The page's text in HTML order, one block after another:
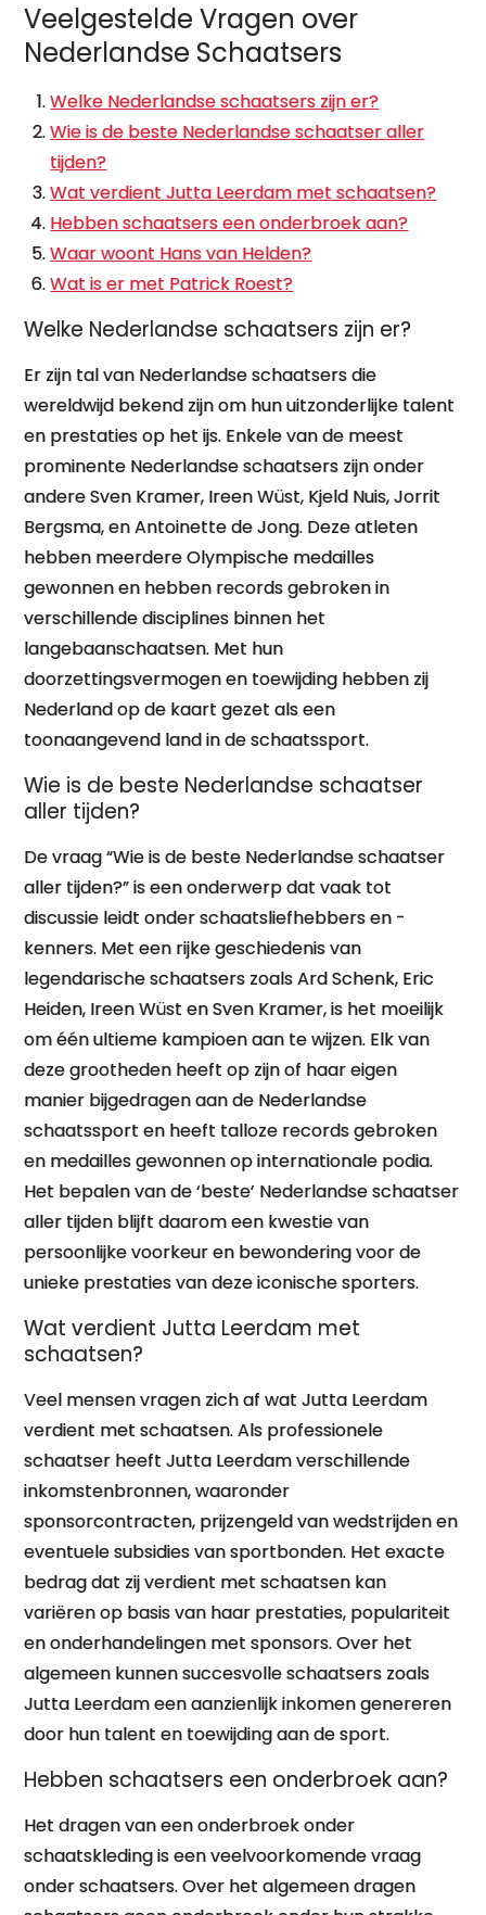
Veelgestelde Vragen over
Nederlandse Schaatsers
Welke Nederlandse schaatsers zijn er?
Wie is de beste Nederlandse schaatser aller
tijden?
Wat verdient Jutta Leerdam met schaatsen?
Hebben schaatsers een onderbroek aan?
Waar woont Hans van Helden?
Wat is er met Patrick Roest?
Welke Nederlandse schaatsers zijn er?
Er zijn tal van Nederlandse schaatsers die
wereldwijd bekend zijn om hun uitzonderlijke talent
en prestaties op het ijs. Enkele van de meest
prominente Nederlandse schaatsers zijn onder
andere Sven Kramer, Ireen Wüst, Kjeld Nuis, Jorrit
Bergsma, en Antoinette de Jong. Deze atleten
hebben meerdere Olympische medailles
gewonnen en hebben records gebroken in
verschillende disciplines binnen het
langebaanschaatsen. Met hun
doorzettingsvermogen en toewijding hebben zij
Nederland op de kaart gezet als een
toonaangevend land in de schaatssport.
Wie is de beste Nederlandse schaatser
aller tijden?
De vraag “Wie is de beste Nederlandse schaatser
aller tijden?” is een onderwerp dat vaak tot
discussie leidt onder schaatsliefhebbers en -
kenners. Met een rijke geschiedenis van
legendarische schaatsers zoals Ard Schenk, Eric
Heiden, Ireen Wüst en Sven Kramer, is het moeilijk
om één ultieme kampioen aan te wijzen. Elk van
deze grootheden heeft op zijn of haar eigen
manier bijgedragen aan de Nederlandse
schaatssport en heeft talloze records gebroken
en medailles gewonnen op internationale podia.
Het bepalen van de ‘beste’ Nederlandse schaatser
aller tijden blijft daarom een kwestie van
persoonlijke voorkeur en bewondering voor de
unieke prestaties van deze iconische sporters.
Wat verdient Jutta Leerdam met
schaatsen?
Veel mensen vragen zich af wat Jutta Leerdam
verdient met schaatsen. Als professionele
schaatser heeft Jutta Leerdam verschillende
inkomstenbronnen, waaronder
sponsorcontracten, prijzengeld van wedstrijden en
eventuele subsidies van sportbonden. Het exacte
bedrag dat zij verdient met schaatsen kan
variëren op basis van haar prestaties, populariteit
en onderhandelingen met sponsors. Over het
algemeen kunnen succesvolle schaatsers zoals
Jutta Leerdam een aanzienlijk inkomen genereren
door hun talent en toewijding aan de sport.
Hebben schaatsers een onderbroek aan?
Het dragen van een onderbroek onder
schaatskleding is een veelvoorkomende vraag
onder schaatsers. Over het algemeen dragen